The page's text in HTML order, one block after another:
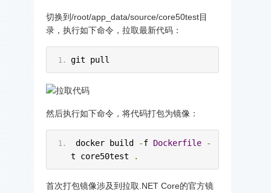
切换到/root/app_data/source/core50test目
录，执行如下命令，拉取最新代码：
git pull
然后执行如下命令，将代码打包为镜像：
docker build -f Dockerfile
-
t core50test
.
首次打包镜像涉及到拉取.NET Core的官方镜